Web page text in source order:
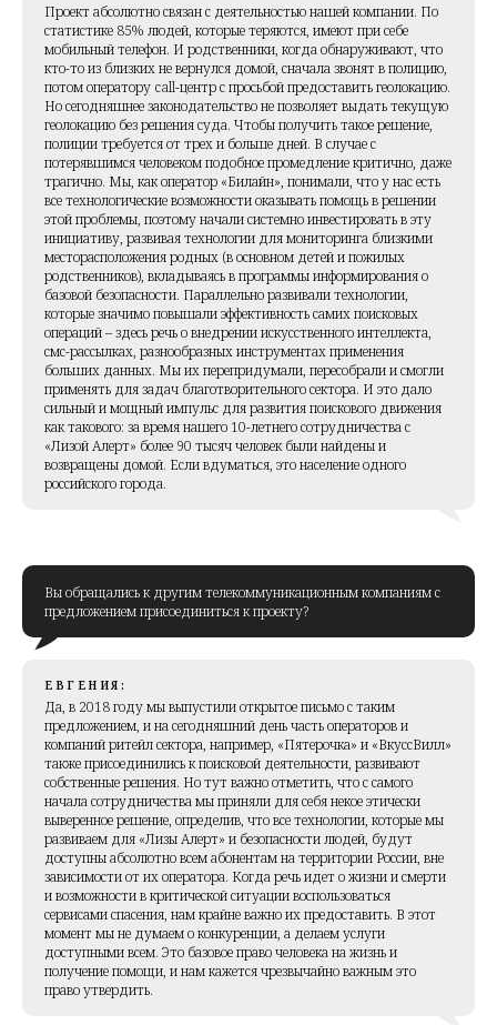
Проект абсолютно связан с деятельностью нашей компании. По
статистике 85% людей, которые теряются, имеют при себе
мобильный телефон. И родственники, когда обнаруживают, что
кто-то из близких не вернулся домой, сначала звонят в полицию,
потом оператору call-центр с просьбой предоставить геолокацию.
Но сегодняшнее законодательство не позволяет выдать текущую
геолокацию без решения суда. Чтобы получить такое решение,
полиции требуется от трех и больше дней. В случае с
потерявшимся человеком подобное промедление критично, даже
трагично. Мы, как оператор «Билайн», понимали, что у нас есть
все технологические возможности оказывать помощь в решении
этой проблемы, поэтому начали системно инвестировать в эту
инициативу, развивая технологии для мониторинга близкими
месторасположения родных (в основном детей и пожилых
родственников), вкладываясь в программы информирования о
базовой безопасности. Параллельно развивали технологии,
которые значимо повышали эффективность самих поисковых
операций – здесь речь о внедрении искусственного интеллекта,
смс-рассылках, разнообразных инструментах применения
больших данных. Мы их перепридумали, пересобрали и смогли
применять для задач благотворительного сектора. И это дало
сильный и мощный импульс для развития поискового движения
как такового: за время нашего 10-летнего сотрудничества с
«Лизой Алерт» более 90 тысяч человек были найдены и
возвращены домой. Если вдуматься, это население одного
российского города.
Вы обращались к другим телекоммуникационным компаниям с
предложением присоединиться к проекту?
ЕВГЕНИЯ:
Да, в 2018 году мы выпустили открытое письмо с таким
предложением, и на сегодняшний день часть операторов и
компаний ритейл сектора, например, «Пятерочка» и «ВкуссВилл»
также присоединились к поисковой деятельности, развивают
собственные решения. Но тут важно отметить, что с самого
начала сотрудничества мы приняли для себя некое этически
выверенное решение, определив, что все технологии, которые мы
развиваем для «Лизы Алерт» и безопасности людей, будут
доступны абсолютно всем абонентам на территории России, вне
зависимости от их оператора. Когда речь идет о жизни и смерти
и возможности в критической ситуации воспользоваться
сервисами спасения, нам крайне важно их предоставить. В этот
момент мы не думаем о конкуренции, а делаем услуги
доступными всем. Это базовое право человека на жизнь и
получение помощи, и нам кажется чрезвычайно важным это
право утвердить.